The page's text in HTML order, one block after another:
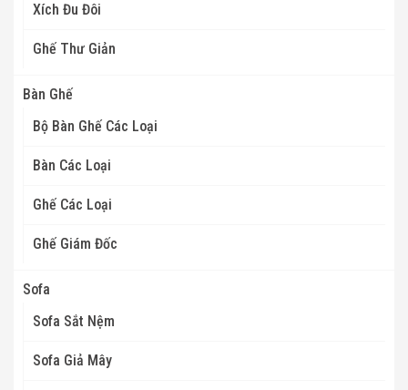
Xích Đu Đôi
Ghế Thư Giản
Bàn Ghế
Bộ Bàn Ghế Các Loại
Bàn Các Loại
Ghế Các Loại
Ghế Giám Đốc
Sofa
Sofa Sắt Nệm
Sofa Giả Mây